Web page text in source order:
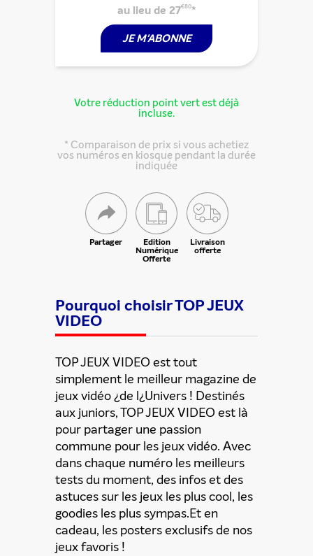
au lieu de 27€80*
JE M'ABONNE
Votre réduction point vert est déjà
incluse.
* Comparaison de prix si vous achetiez
vos numéros en kiosque pendant la durée
indiquée
Partager Edition
Numérique
Offerte
Livraison
offerte
Partager cette offre
Pourquoi choisir TOP JEUX
VIDEO
TOP JEUX VIDEO est tout
simplement le meilleur magazine de
jeux vidéo ¿de l¿Univers ! Destinés
aux juniors, TOP JEUX VIDEO est là
pour partager une passion
commune pour les jeux vidéo. Avec
dans chaque numéro les meilleurs
tests du moment, des infos et des
astuces sur les jeux les plus cool, les
goodies les plus sympas.Et en
cadeau, les posters exclusifs de nos
jeux favoris !